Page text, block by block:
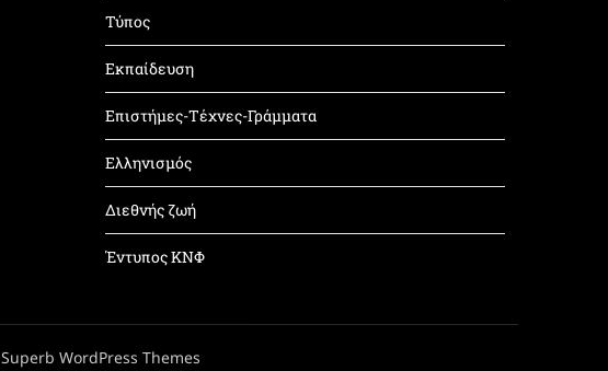
Τύπος
Εκπαίδευση
Επιστήμες-Τέχνες-Γράμματα
Ελληνισμός
Διεθνής ζωή
Έντυπος ΚΝΦ
Superb WordPress Themes